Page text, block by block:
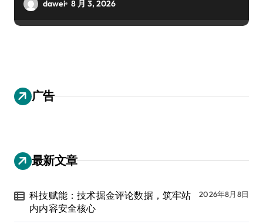
dawei 8 月 3, 2026
广告
最新文章
科技赋能：技术掘金评论数据，筑牢站
内内容安全核心
2026年8月8日